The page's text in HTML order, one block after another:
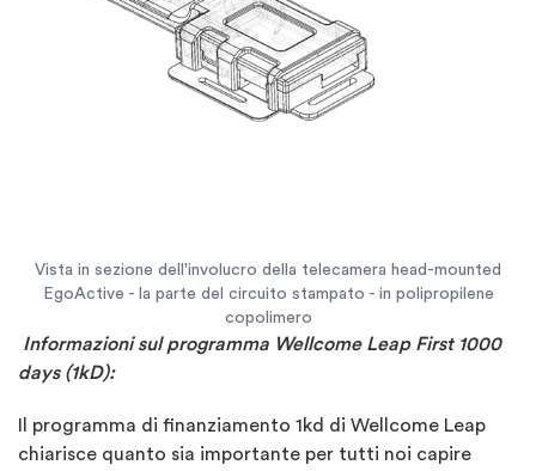
Vista in sezione dell'involucro della telecamera head-mounted
EgoActive - la parte del circuito stampato - in polipropilene
copolimero
Informazioni sul programma Wellcome Leap First 1000
days (1kD):
Il programma di finanziamento 1kd di Wellcome Leap
chiarisce quanto sia importante per tutti noi capire